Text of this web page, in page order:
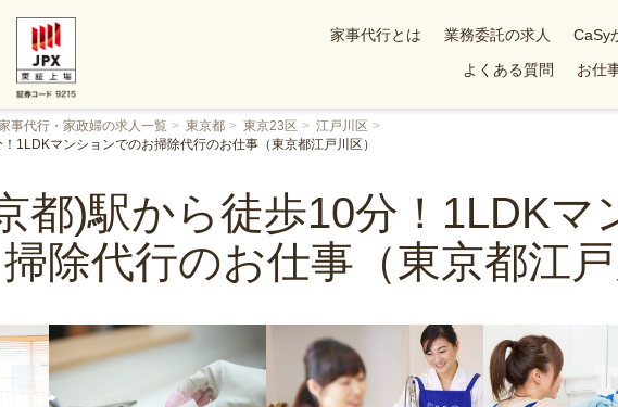
家事代行とは 業務委託の求人 CaSy
よくある質問
お仕
事代行・家政婦の求人一覧 東京都 東京23区
江戸川区
1LDKマンションでのお掃除代行のお仕事（東京都江戸川区）
都)駅から徒歩10分！1LDKマ
掃除代行のお仕事（東京都江戸